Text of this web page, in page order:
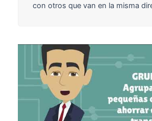
con otros que van en la misma